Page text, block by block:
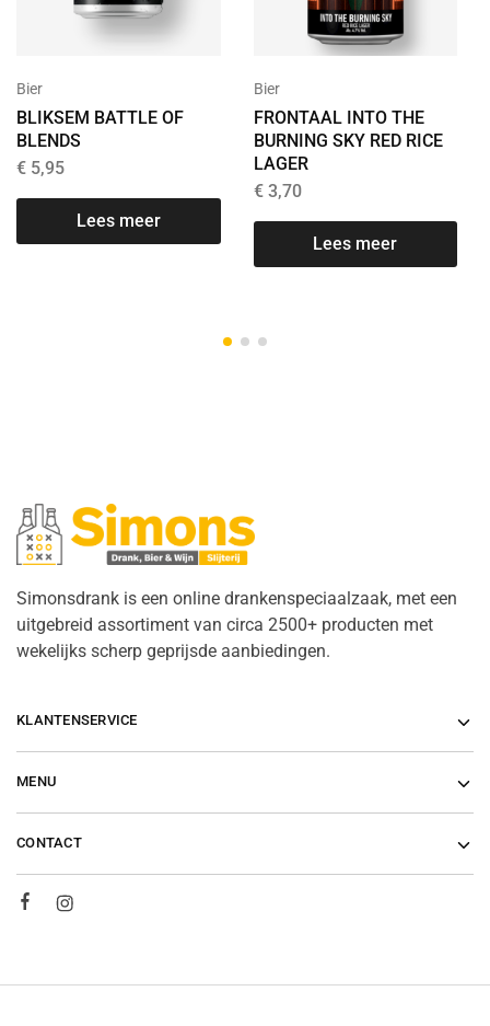
Bier
BLIKSEM BATTLE OF
BLENDS
€ 5,95
Lees meer
Bier
FRONTAAL INTO THE
BURNING SKY RED RICE
LAGER
€3,70
Lees meer
Simonsdrank is een online drankenspeciaalzaak, met een
uitgebreid assortiment van circa 2500+ producten met
wekelijks scherp geprijsde aanbiedingen.
KLANTENSERVICE
MENU
CONTACT